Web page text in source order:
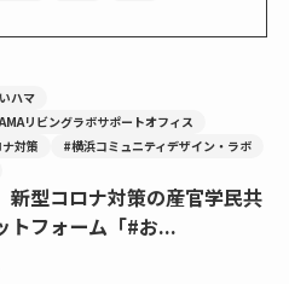
ハマ
リビングラボサポートオフィス
対策
#横浜コミュニティデザイン・ラボ
新型コロナ対策の産官学民共
トフォーム「#お...